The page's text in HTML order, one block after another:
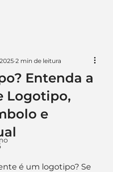
Entenda a
Logotipo,
e
2 min de leitura
é um logotipo? Se